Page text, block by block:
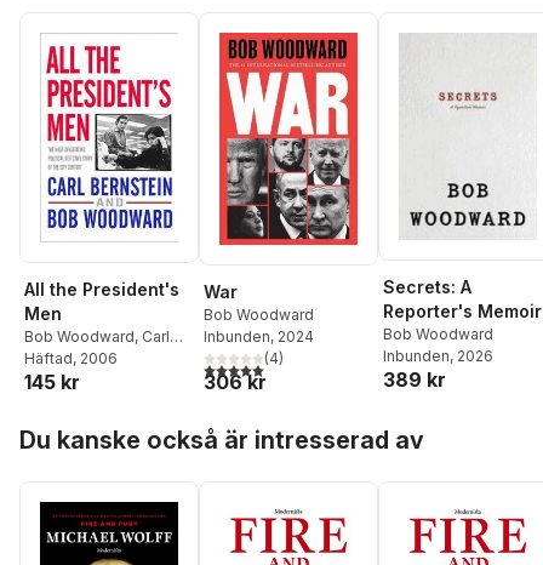
All the President's
Men
Bob Woodward, Carl
Bernstein
Häftad, 2006
145 kr
War
Bob Woodward
Inbunden, 2024
5,0utav 5 stjärnor. Totalt antal röster:
(4)
306 kr
Secrets: A
Reporter's Memoir
Bob Woodward
Inbunden, 2026
389 kr
Du kanske också är intresserad av